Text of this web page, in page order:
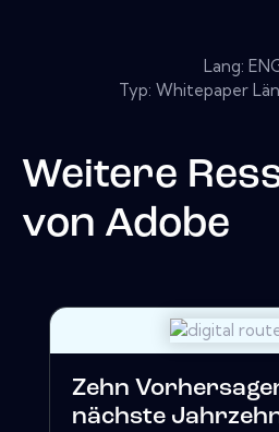
Lang:
Typ: Whitepaper
Weitere
von Adobe
Zehn
nächste